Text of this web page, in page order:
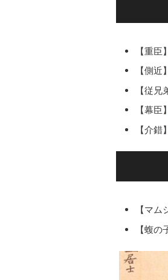
【重臣】
【側近】
【従兄
【幕臣】
【介錯】
【マム
【蝮の